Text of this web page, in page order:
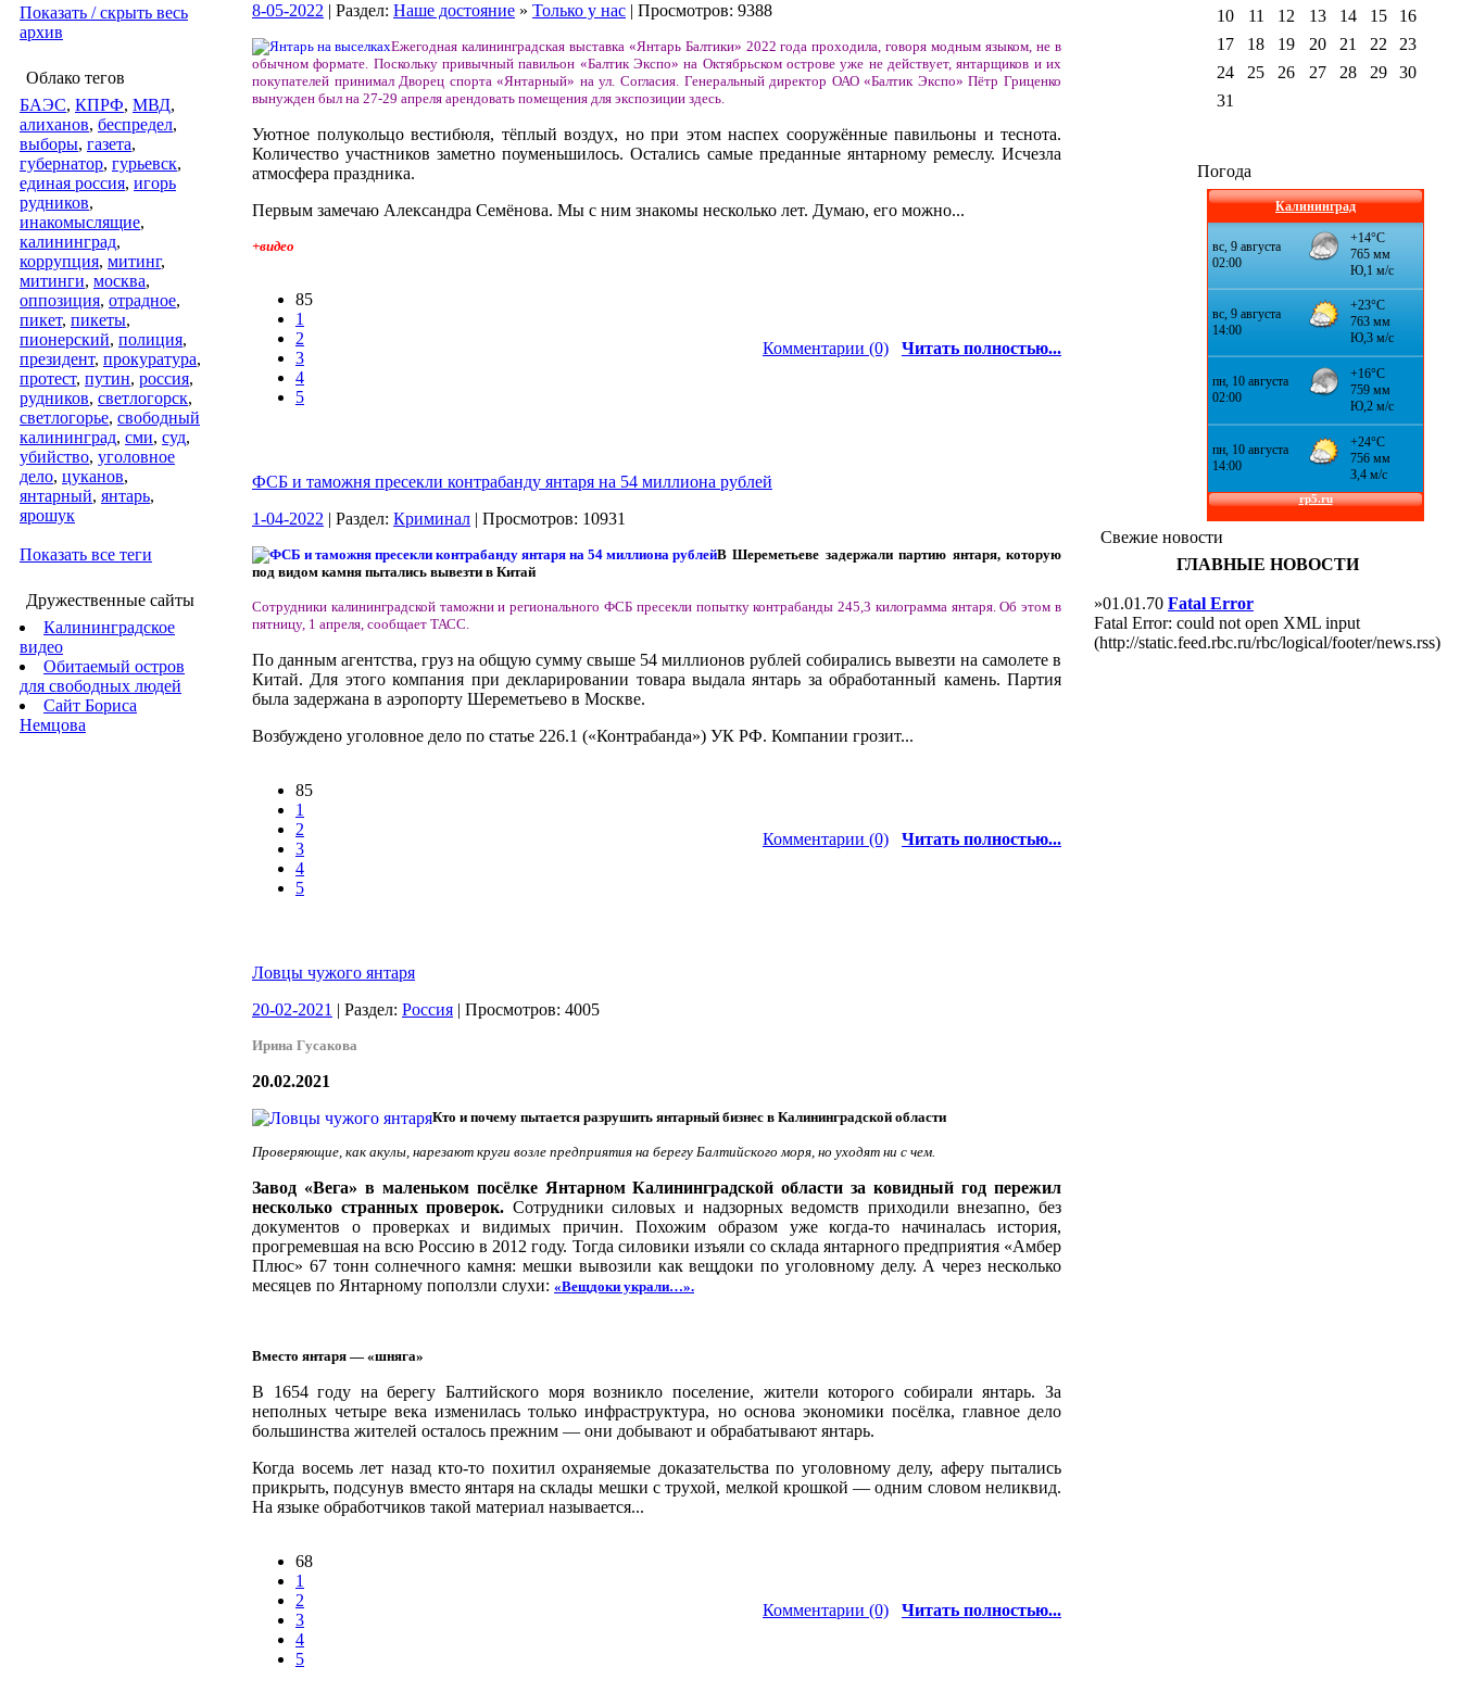
Показать / скрыть весь
архив
Облако тегов
БАЭС, КПРФ, МВД,
алиханов, беспредел,
выборы, газета,
губернатор, гурьевск,
единая россия, игорь
рудников,
инакомыслящие,
калининград,
коррупция, митинг,
митинги, москва,
оппозиция, отрадное,
пикет, пикеты,
пионерский, полиция,
президент, прокуратура,
протест, путин, россия,
рудников, светлогорск,
светлогорье, свободный
калининград, сми, суд,
убийство, уголовное
дело, цуканов,
янтарный, янтарь,
ярошук
Показать все теги
Дружественные сайты
Калининградское
видео
Обитаемый остров
для свободных людей
Сайт Бориса
Немцова
8-05-2022 | Раздел: Наше достояние » Только у нас | Просмотров: 9388
Ежегодная калининградская выставка «Янтарь Балтики» 2022 года проходила, говоря модным языком, не в
обычном формате. Поскольку привычный павильон «Балтик Экспо» на Октябрьском острове уже не действует, янтарщиков и их
покупателей принимал Дворец спорта «Янтарный» на ул. Согласия. Генеральный директор ОАО «Балтик Экспо» Пётр Гриценко
вынужден был на 27-29 апреля арендовать помещения для экспозиции здесь.
Уютное полукольцо вестибюля, тёплый воздух, но при этом наспех сооружённые павильоны и теснота.
Количество участников заметно поуменьшилось. Остались самые преданные янтарному ремеслу. Исчезла
атмосфера праздника.
Первым замечаю Александра Семёнова. Мы с ним знакомы несколько лет. Думаю, его можно...
+видео
85
1
2
3
4
5
Комментарии (0) Читать полностью...
ФСБ и таможня пресекли контрабанду янтаря на 54 миллиона рублей
1-04-2022 | Раздел: Криминал | Просмотров: 10931
В Шереметьеве задержали партию янтаря, которую
под видом камня пытались вывезти в Китай
Сотрудники калининградской таможни и регионального ФСБ пресекли попытку контрабанды 245,3 килограмма янтаря. Об этом в
пятницу, 1 апреля, сообщает ТАСС.
По данным агентства, груз на общую сумму свыше 54 миллионов рублей собирались вывезти на самолете в
Китай. Для этого компания при декларировании товара выдала янтарь за обработанный камень. Партия
была задержана в аэропорту Шереметьево в Москве.
Возбуждено уголовное дело по статье 226.1 («Контрабанда») УК РФ. Компании грозит...
85
1
2
3
4
5
Комментарии (0) Читать полностью...
Ловцы чужого янтаря
20-02-2021 | Раздел: Россия | Просмотров: 4005
Ирина Гусакова
20.02.2021
Кто и почему пытается разрушить янтарный бизнес в Калининградской области
Проверяющие, как акулы, нарезают круги возле предприятия на берегу Балтийского моря, но уходят ни с чем.
Завод «Вега» в маленьком посёлке Янтарном Калининградской области за ковидный год пережил
несколько странных проверок. Сотрудники силовых и надзорных ведомств приходили внезапно, без
документов о проверках и видимых причин. Похожим образом уже когда-то начиналась история,
прогремевшая на всю Россию в 2012 году. Тогда силовики изъяли со склада янтарного предприятия «Амбер
Плюс» 67 тонн солнечного камня: мешки вывозили как вещдоки по уголовному делу. А через несколько
месяцев по Янтарному поползли слухи: «Вещдоки украли…».
Вместо янтаря — «шняга»
В 1654 году на берегу Балтийского моря возникло поселение, жители которого собирали янтарь. За
неполных четыре века изменилась только инфраструктура, но основа экономики посёлка, главное дело
большинства жителей осталось прежним — они добывают и обрабатывают янтарь.
Когда восемь лет назад кто-то похитил охраняемые доказательства по уголовному делу, аферу пытались
прикрыть, подсунув вместо янтаря на склады мешки с трухой, мелкой крошкой — одним словом неликвид.
На языке обработчиков такой материал называется...
68
1
2
3
4
5
Комментарии (0) Читать полностью...
10
11 12 13 14 15
16
17
18 19 20 21 22
23
24
25 26 27 28 29
30
31
Погода
Калининград
Свежие новости
ГЛАВНЫЕ НОВОСТИ
»01.01.70 Fatal Error
Fatal Error: could not open XML input
(http://static.feed.rbc.ru/rbc/logical/footer/news.rss)